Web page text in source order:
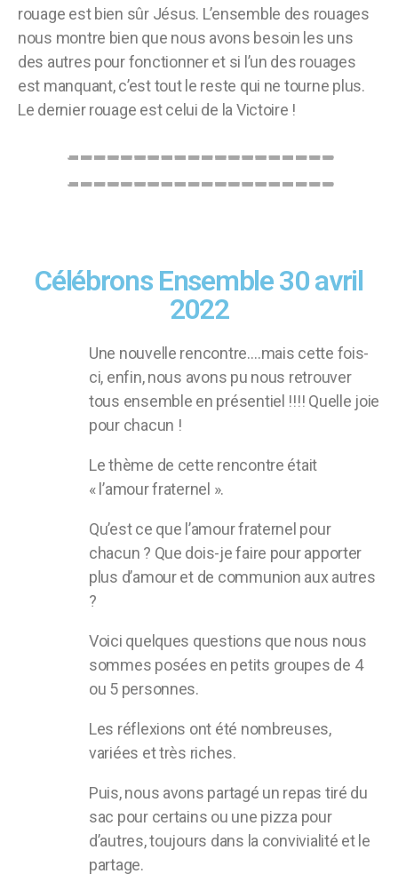
rouage est bien sûr Jésus. L’ensemble des rouages
nous montre bien que nous avons besoin les uns
des autres pour fonctionner et si l’un des rouages
est manquant, c’est tout le reste qui ne tourne plus.
Le dernier rouage est celui de la Victoire !
Célébrons Ensemble 30 avril
2022
Une nouvelle rencontre….mais cette fois-
ci, enfin, nous avons pu nous retrouver
tous ensemble en présentiel !!!! Quelle joie
pour chacun !
Le thème de cette rencontre était
« l’amour fraternel ».
Qu’est ce que l’amour fraternel pour
chacun ? Que dois-je faire pour apporter
plus d’amour et de communion aux autres
?
Voici quelques questions que nous nous
sommes posées en petits groupes de 4
ou 5 personnes.
Les réflexions ont été nombreuses,
variées et très riches.
Puis, nous avons partagé un repas tiré du
sac pour certains ou une pizza pour
d’autres, toujours dans la convivialité et le
partage.